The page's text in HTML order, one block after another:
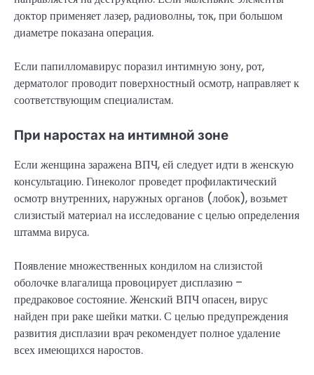
доктор применяет лазер, радиоволны, ток, при большом
диаметре показана операция.
Если папилломавирус поразил интимную зону, рот,
дерматолог проводит поверхностный осмотр, направляет к
соответствующим специалистам.
При наростах на интимной зоне
Если женщина заражена ВПЧ, ей следует идти в женскую
консультацию. Гинеколог проведет профилактический
осмотр внутренних, наружных органов (лобок), возьмет
слизистый материал на исследование с целью определения
штамма вируса.
Появление множественных кондилом на слизистой
оболочке влагалища провоцирует дисплазию –
предраковое состояние. Женский ВПЧ опасен, вирус
найден при раке шейки матки. С целью предупреждения
развития дисплазии врач рекомендует полное удаление
всех имеющихся наростов.